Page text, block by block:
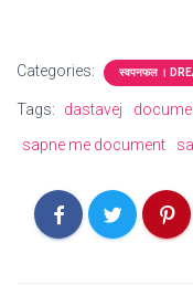
Categories: स्वपनफल ।
Tags: dastavej
sapne me document